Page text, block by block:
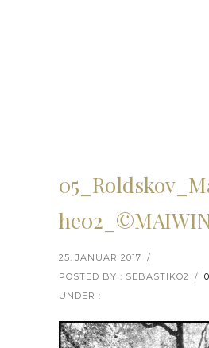
25. JANUAR 2017 /
POSTED BY : SEBASTIKO2 /
UNDER :